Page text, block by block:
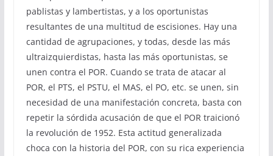
pablistas y lambertistas, y a los oportunistas
resultantes de una multitud de escisiones. Hay una
cantidad de agrupaciones, y todas, desde las más
ultraizquierdistas, hasta las más oportunistas, se
unen contra el POR. Cuando se trata de atacar al
POR, el PTS, el PSTU, el MAS, el PO, etc. se unen, sin
necesidad de una manifestación concreta, basta con
repetir la sórdida acusación de que el POR traicionó
la revolución de 1952. Esta actitud generalizada
choca con la historia del POR, con su rica experiencia